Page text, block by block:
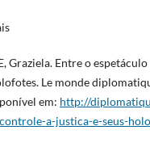
Graziela. Entre o
Le monde
em: http://
a-justica-e-seus-